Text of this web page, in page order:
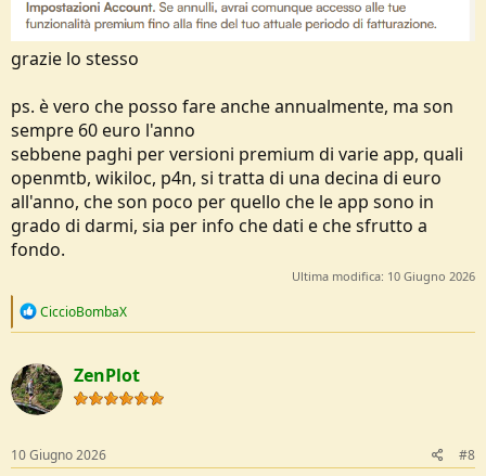
grazie lo stesso
ps. è vero che posso fare anche annualmente, ma son
sempre 60 euro l'anno
sebbene paghi per versioni premium di varie app, quali
openmtb, wikiloc, p4n, si tratta di una decina di euro
all'anno, che son poco per quello che le app sono in
grado di darmi, sia per info che dati e che sfrutto a
fondo.
Ultima modifica: 10 Giugno 2026
R
c
t
i
o
s
:
CiccioBombaX
ZenPlot
10 Giugno 2026 #8